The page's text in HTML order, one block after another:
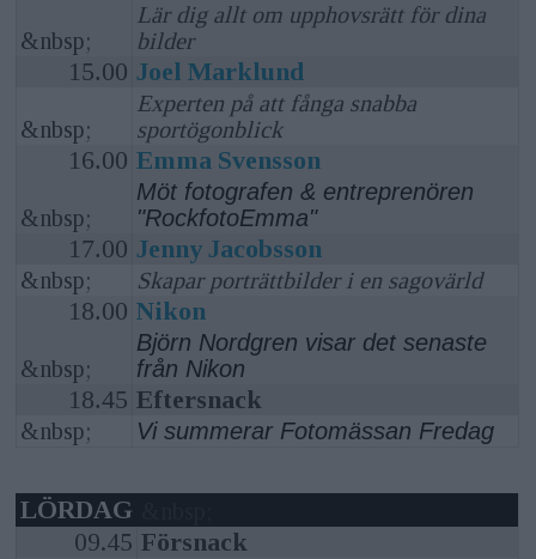
&nbsp;
Lär dig allt om upphovsrätt för dina
bilder
15.00 Joel Marklund
&nbsp;
Experten på att fånga snabba
sportögonblick
16.00 Emma Svensson
&nbsp;
Möt fotografen & entreprenören
"RockfotoEmma"
17.00 Jenny Jacobsson
&nbsp; Skapar porträttbilder i en sagovärld
18.00 Nikon
&nbsp;
Björn Nordgren visar det senaste
från Nikon
18.45 Eftersnack
&nbsp; Vi summerar Fotomässan Fredag
LÖRDAG
09.45 Försnack